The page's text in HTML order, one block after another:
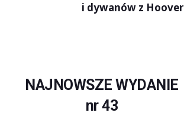
i dywanów z Hoover
NAJNOWSZE WYDANIE
nr 43